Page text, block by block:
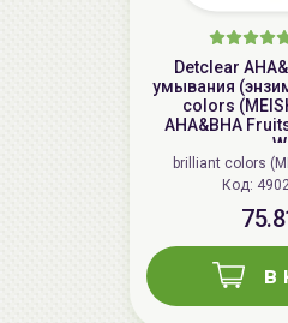
Detclear
умывания
colors
AHA&BHA
brilliant colors
Код:
в